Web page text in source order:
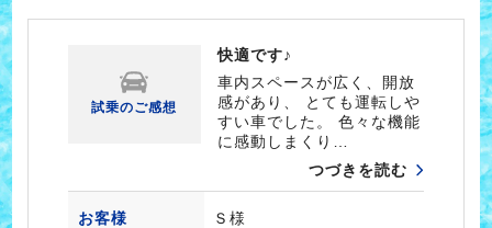
試乗のご感想
快適です♪
車内スペースが広く、開放
感があり、 とても運転しや
すい車でした。 色々な機能
に感動しまくり…
つづきを読む
お客様 Ｓ様